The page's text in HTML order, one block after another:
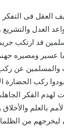
العقل فى
العدل
قد ارتكب
عسير ومصيره
والمسلمين عن
ركب الحضارة
لهدم الفكر
بالعلم
من الظلمات